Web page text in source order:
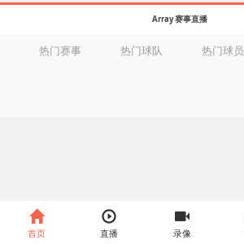
Array 赛事直播
首页 直播 录像
热门赛事 热门球队 热门球员